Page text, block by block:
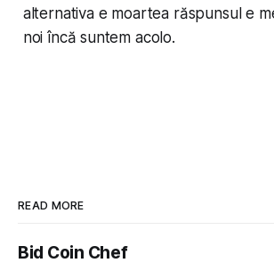
alternativa e moartea răspunsul e
noi încă suntem acolo.
READ MORE
Bid Coin Chef